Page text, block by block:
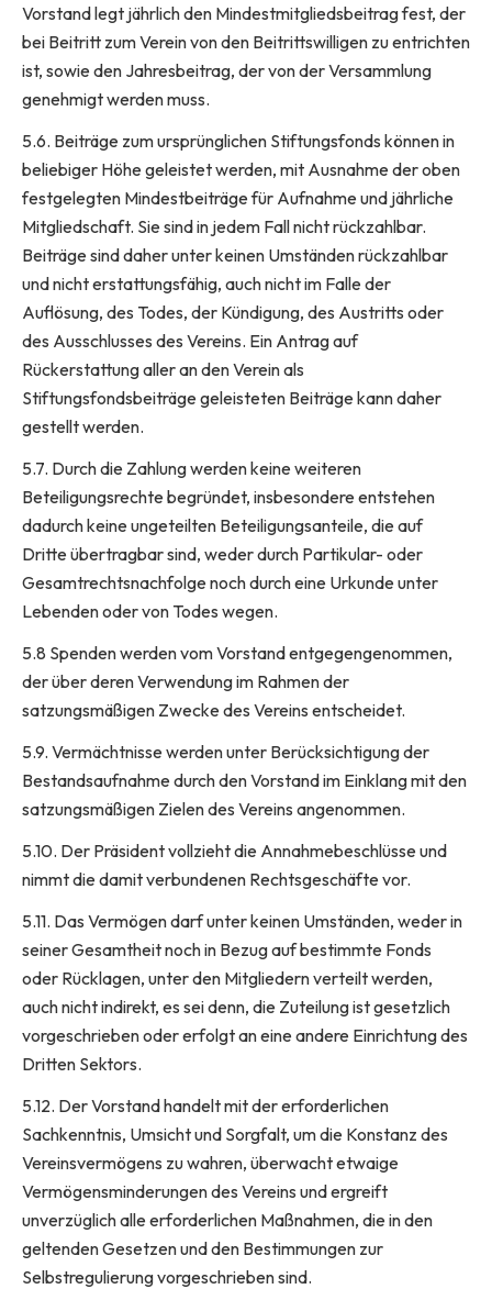
Vorstand legt jährlich den Mindestmitgliedsbeitrag fest, der
bei Beitritt zum Verein von den Beitrittswilligen zu entrichten
ist, sowie den Jahresbeitrag, der von der Versammlung
genehmigt werden muss.
5.6. Beiträge zum ursprünglichen Stiftungsfonds können in
beliebiger Höhe geleistet werden, mit Ausnahme der oben
festgelegten Mindestbeiträge für Aufnahme und jährliche
Mitgliedschaft. Sie sind in jedem Fall nicht rückzahlbar.
Beiträge sind daher unter keinen Umständen rückzahlbar
und nicht erstattungsfähig, auch nicht im Falle der
Auflösung, des Todes, der Kündigung, des Austritts oder
des Ausschlusses des Vereins. Ein Antrag auf
Rückerstattung aller an den Verein als
Stiftungsfondsbeiträge geleisteten Beiträge kann daher
gestellt werden.
5.7. Durch die Zahlung werden keine weiteren
Beteiligungsrechte begründet, insbesondere entstehen
dadurch keine ungeteilten Beteiligungsanteile, die auf
Dritte übertragbar sind, weder durch Partikular- oder
Gesamtrechtsnachfolge noch durch eine Urkunde unter
Lebenden oder von Todes wegen.
5.8 Spenden werden vom Vorstand entgegengenommen,
der über deren Verwendung im Rahmen der
satzungsmäßigen Zwecke des Vereins entscheidet.
5.9. Vermächtnisse werden unter Berücksichtigung der
Bestandsaufnahme durch den Vorstand im Einklang mit den
satzungsmäßigen Zielen des Vereins angenommen.
5.10. Der Präsident vollzieht die Annahmebeschlüsse und
nimmt die damit verbundenen Rechtsgeschäfte vor.
5.11. Das Vermögen darf unter keinen Umständen, weder in
seiner Gesamtheit noch in Bezug auf bestimmte Fonds
oder Rücklagen, unter den Mitgliedern verteilt werden,
auch nicht indirekt, es sei denn, die Zuteilung ist gesetzlich
vorgeschrieben oder erfolgt an eine andere Einrichtung des
Dritten Sektors.
5.12. Der Vorstand handelt mit der erforderlichen
Sachkenntnis, Umsicht und Sorgfalt, um die Konstanz des
Vereinsvermögens zu wahren, überwacht etwaige
Vermögensminderungen des Vereins und ergreift
unverzüglich alle erforderlichen Maßnahmen, die in den
geltenden Gesetzen und den Bestimmungen zur
Selbstregulierung vorgeschrieben sind.